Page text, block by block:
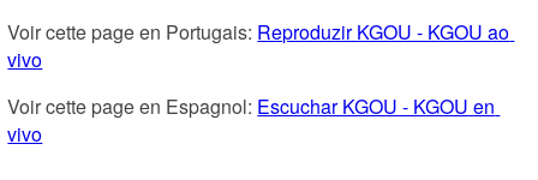
Voir cette page en Portugais: Reproduzir KGOU - KGOU ao
vivo
Voir cette page en Espagnol: Escuchar KGOU - KGOU en
vivo